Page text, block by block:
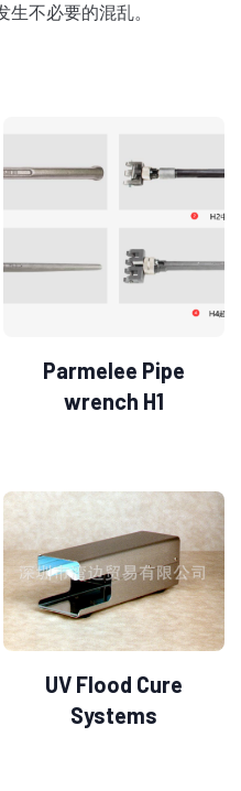
不必要的混乱。
Parmelee Pipe
wrench H1
UV Flood Cure
Systems